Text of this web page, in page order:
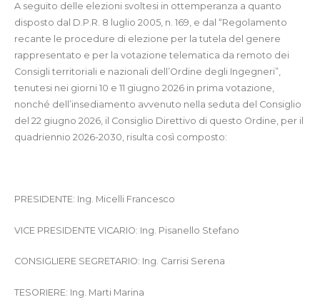
A seguito delle elezioni svoltesi in ottemperanza a quanto
disposto dal D.P.R. 8 luglio 2005, n. 169, e dal “Regolamento
recante le procedure di elezione per la tutela del genere
rappresentato e per la votazione telematica da remoto dei
Consigli territoriali e nazionali dell’Ordine degli Ingegneri”,
tenutesi nei giorni 10 e 11 giugno 2026 in prima votazione,
nonché dell’insediamento avvenuto nella seduta del Consiglio
del 22 giugno 2026, il Consiglio Direttivo di questo Ordine, per il
quadriennio 2026-2030, risulta così composto:
PRESIDENTE: Ing. Micelli Francesco
VICE PRESIDENTE VICARIO: Ing. Pisanello Stefano
CONSIGLIERE SEGRETARIO: Ing. Carrisi Serena
TESORIERE: Ing. Marti Marina